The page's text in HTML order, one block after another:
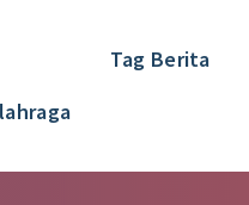
Tag Berita